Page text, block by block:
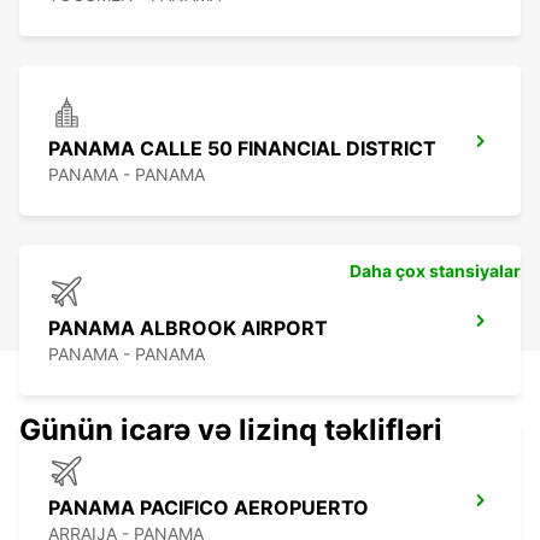
PANAMA CALLE 50 FINANCIAL DISTRICT
PANAMA - PANAMA
PANAMA ALBROOK AIRPORT
PANAMA - PANAMA
PANAMA PACIFICO AEROPUERTO
ARRAIJA - PANAMA
Daha çox stansiyalar
Günün icarə və lizinq təklifləri